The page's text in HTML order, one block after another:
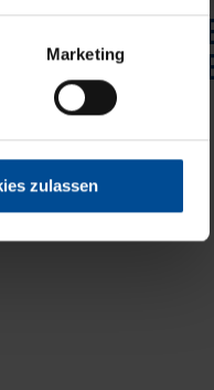
Marketing
zulassen
SPORT-
39,95 €